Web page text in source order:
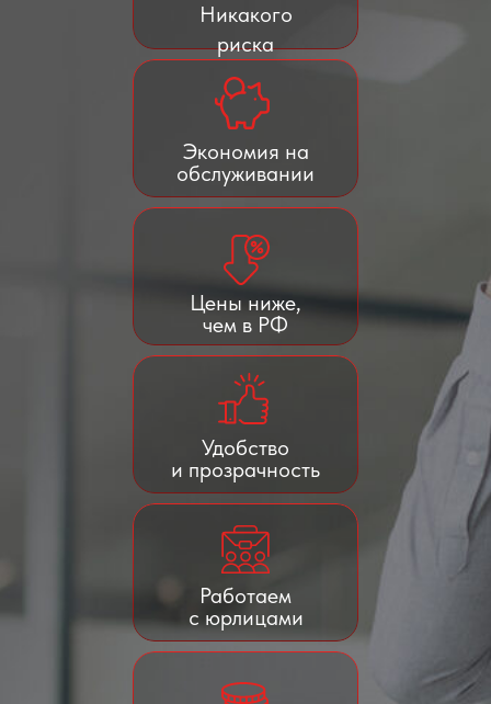
Никакого
риска
Цены ниже,
чем в РФ
Экономия на
обслуживании
Удобство
и прозрачность
Работаем
с юрлицами